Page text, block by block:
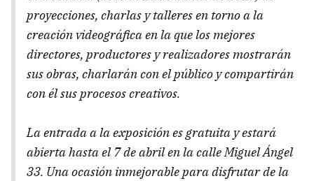
proyecciones, charlas y talleres en torno a la
creación videográfica en la que los mejores
directores, productores y realizadores mostrarán
sus obras, charlarán con el público y compartirán
con él sus procesos creativos.
La entrada a la exposición es gratuita y estará
abierta hasta el 7 de abril en la calle Miguel Ángel
33. Una ocasión inmejorable para disfrutar de la